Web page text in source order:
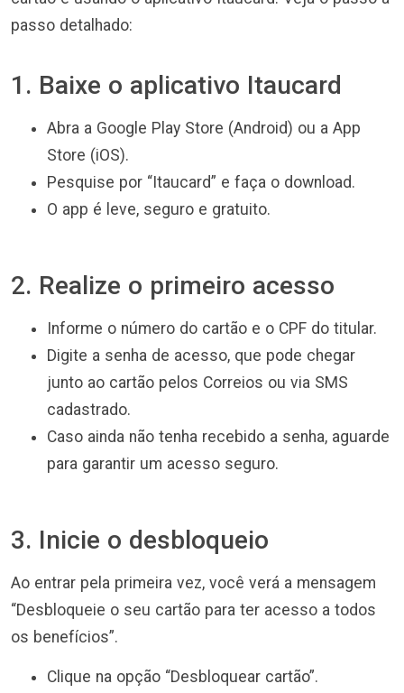
passo detalhado:
1. Baixe o aplicativo Itaucard
Abra a Google Play Store (Android) ou a App
Store (iOS).
Pesquise por “Itaucard” e faça o download.
O app é leve, seguro e gratuito.
2. Realize o primeiro acesso
Informe o número do cartão e o CPF do titular.
Digite a senha de acesso, que pode chegar
junto ao cartão pelos Correios ou via SMS
cadastrado.
Caso ainda não tenha recebido a senha, aguarde
para garantir um acesso seguro.
3. Inicie o desbloqueio
Ao entrar pela primeira vez, você verá a mensagem
“Desbloqueie o seu cartão para ter acesso a todos
os benefícios”.
Clique na opção “Desbloquear cartão”.